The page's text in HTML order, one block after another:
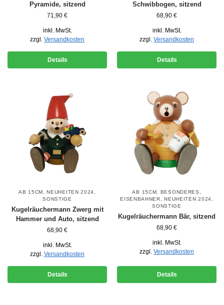
Pyramide, sitzend
71,90 €
inkl. MwSt.
zzgl. Versandkosten
Details
Schwibbogen, sitzend
68,90 €
inkl. MwSt.
zzgl. Versandkosten
Details
AB 15CM ,NEUHEITEN 2024
SONSTIGE
Kugelräuchermann Zwerg mit
Hammer und Auto, sitzend
68,90 €
inkl. MwSt.
zzgl. Versandkosten
Details
AB 15CM BESONDERES
EISENBAHNER ,NEUHEITEN 2024
SONSTIGE
Kugelräuchermann Bär, sitzend
68,90 €
inkl. MwSt.
zzgl. Versandkosten
Details